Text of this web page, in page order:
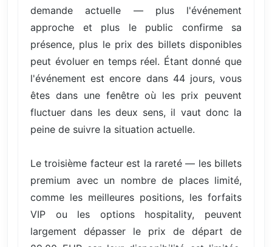
demande actuelle — plus l'événement
approche et plus le public confirme sa
présence, plus le prix des billets disponibles
peut évoluer en temps réel. Étant donné que
l'événement est encore dans 44 jours, vous
êtes dans une fenêtre où les prix peuvent
fluctuer dans les deux sens, il vaut donc la
peine de suivre la situation actuelle.
Le troisième facteur est la rareté — les billets
premium avec un nombre de places limité,
comme les meilleures positions, les forfaits
VIP ou les options hospitality, peuvent
largement dépasser le prix de départ de